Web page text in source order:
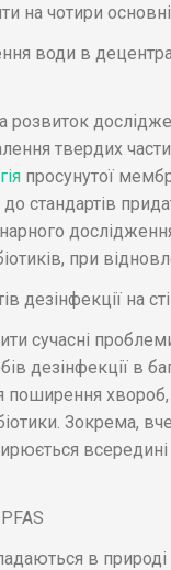
на чотири
води в
твердих
просунутої
стандартів
при
дезінфекції на
сучасні
дезінфекції в
поширення
Зокрема,
в природі